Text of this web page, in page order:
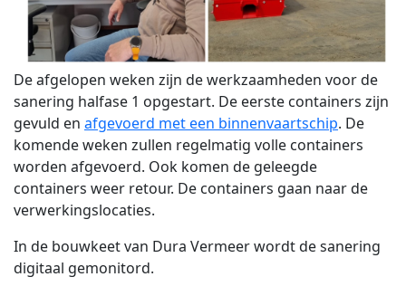
De afgelopen weken zijn de werkzaamheden voor de
sanering halfase 1 opgestart. De eerste containers zijn
gevuld en afgevoerd met een binnenvaartschip. De
komende weken zullen regelmatig volle containers
worden afgevoerd. Ook komen de geleegde
containers weer retour. De containers gaan naar de
verwerkingslocaties.
In de bouwkeet van Dura Vermeer wordt de sanering
digitaal gemonitord.